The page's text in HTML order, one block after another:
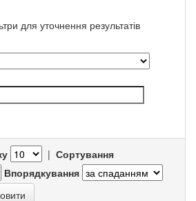
для уточнення результатів
| Сортування
Впорядкування